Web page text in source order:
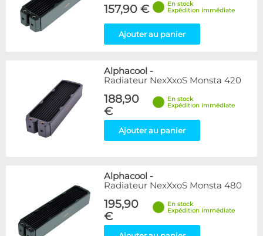
157,90 €
En stock
Expédition immédiate
Ajouter au panier
Alphacool -
Radiateur NexXxoS Monsta 420
188,90
€
En stock
Expédition immédiate
Ajouter au panier
Alphacool -
Radiateur NexXxoS Monsta 480
195,90
€
En stock
Expédition immédiate